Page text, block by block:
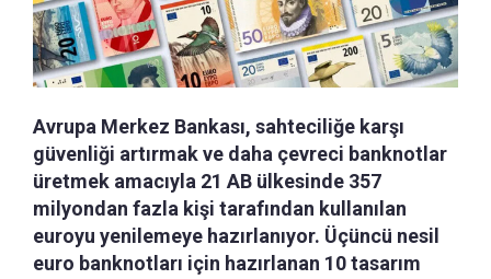
Avrupa Merkez Bankası, sahteciliğe karşı
güvenliği artırmak ve daha çevreci banknotlar
üretmek amacıyla 21 AB ülkesinde 357
milyondan fazla kişi tarafından kullanılan
euroyu yenilemeye hazırlanıyor. Üçüncü nesil
euro banknotları için hazırlanan 10 tasarım